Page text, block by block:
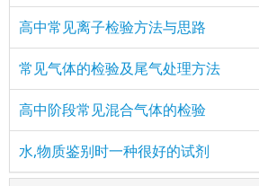
高中常见离子检验方法与思路
常见气体的检验及尾气处理方法
高中阶段常见混合气体的检验
水,物质鉴别时一种很好的试剂